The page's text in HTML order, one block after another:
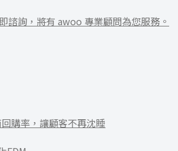
諮詢，將有 awoo 專業顧問為您服務。
購率，讓顧客不再沈睡